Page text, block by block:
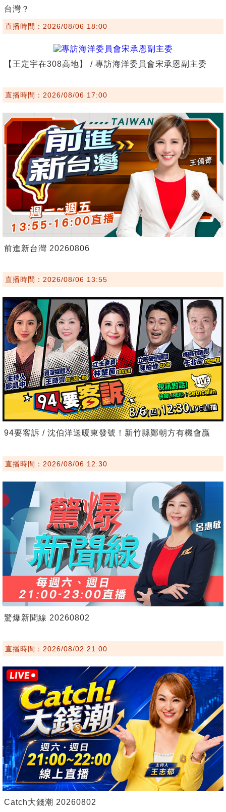
台灣？
直播時間：2026/08/06 18:00
【王定宇在308高地】 / 專訪海洋委員會宋承恩副主委
直播時間：2026/08/06 17:00
前進新台灣 20260806
直播時間：2026/08/06 13:55
94要客訴 / 沈伯洋送暖東發號！新竹縣鄭朝方有機會贏
直播時間：2026/08/06 12:30
驚爆新聞線 20260802
直播時間：2026/08/02 21:00
Catch大錢潮 20260802